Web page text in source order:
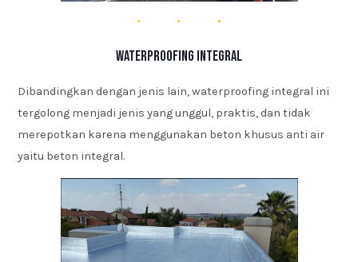
Waterproofing Integral
Dibandingkan dengan jenis lain, waterproofing integral ini
tergolong menjadi jenis yang unggul, praktis, dan tidak
merepotkan karena menggunakan beton khusus anti air
yaitu beton integral.